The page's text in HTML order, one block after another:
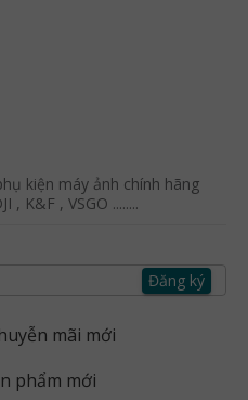
kiện máy ảnh chính hãng
, K&F , VSGO ........
Đăng ký
mãi mới
phẩm mới